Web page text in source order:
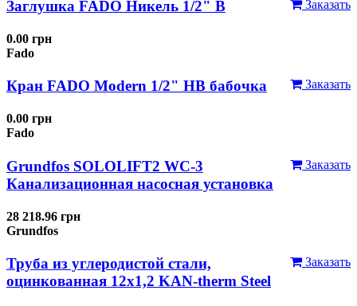
Заказать
Заглушка FADO Никель 1/2" В
0.00 грн
Fado
Заказать
Кран FADO Modern 1/2" НВ бабочка
0.00 грн
Fado
Заказать
Grundfos SOLOLIFT2 WC-3
Канализационная насосная установка
28 218.96 грн
Grundfos
Заказать
Труба из углеродистой стали,
оцинкованная 12x1,2 KAN-therm Steel